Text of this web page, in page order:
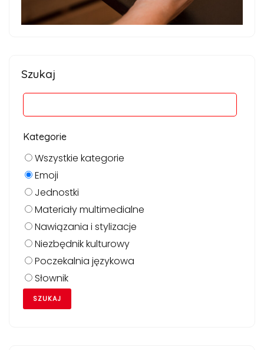
Szukaj
Kategorie
Wszystkie kategorie
Emoji
Jednostki
Materiały multimedialne
Nawiązania i stylizacje
Niezbędnik kulturowy
Poczekalnia językowa
Słownik